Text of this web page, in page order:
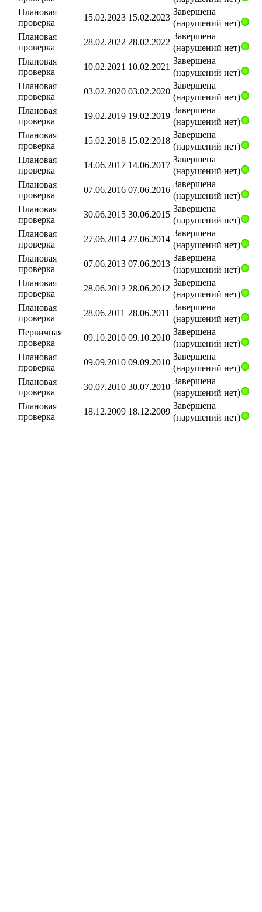
Плановая
проверка
15.02.2023 15.02.2023
Завершена
(нарушений нет)
Плановая
проверка
28.02.2022 28.02.2022
Завершена
(нарушений нет)
Плановая
проверка
10.02.2021 10.02.2021
Завершена
(нарушений нет)
Плановая
проверка
03.02.2020 03.02.2020
Завершена
(нарушений нет)
Плановая
проверка
19.02.2019 19.02.2019
Завершена
(нарушений нет)
Плановая
проверка
15.02.2018 15.02.2018
Завершена
(нарушений нет)
Плановая
проверка
14.06.2017 14.06.2017
Завершена
(нарушений нет)
Плановая
проверка
07.06.2016 07.06.2016
Завершена
(нарушений нет)
Плановая
проверка
30.06.2015 30.06.2015
Завершена
(нарушений нет)
Плановая
проверка
27.06.2014 27.06.2014
Завершена
(нарушений нет)
Плановая
проверка
07.06.2013 07.06.2013
Завершена
(нарушений нет)
Плановая
проверка
28.06.2012 28.06.2012
Завершена
(нарушений нет)
Плановая
проверка
28.06.2011 28.06.2011
Завершена
(нарушений нет)
Первичная
проверка
09.10.2010 09.10.2010
Завершена
(нарушений нет)
Плановая
проверка
09.09.2010 09.09.2010
Завершена
(нарушений нет)
Плановая
проверка
30.07.2010 30.07.2010
Завершена
(нарушений нет)
Плановая
проверка
18.12.2009 18.12.2009
Завершена
(нарушений нет)